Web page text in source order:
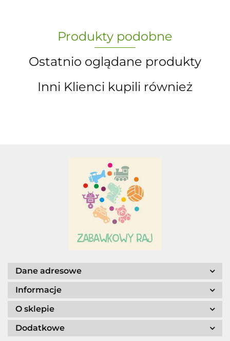
„Paula” S.C. Marzena Dudkiewicz
Sławomir Dudkiewicz
A&S SP. Z O.O.
Adamigo P.W.
Produkty podobne
Ostatnio oglądane produkty
Inni Klienci kupili również
Dane adresowe
Informacje
O sklepie
Dodatkowe